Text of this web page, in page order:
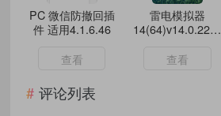
PC 微信防撤回插
件 适用4.1.6.46
查看
雷电模拟器
14(64)v14.0.22绿
查看
评论列表